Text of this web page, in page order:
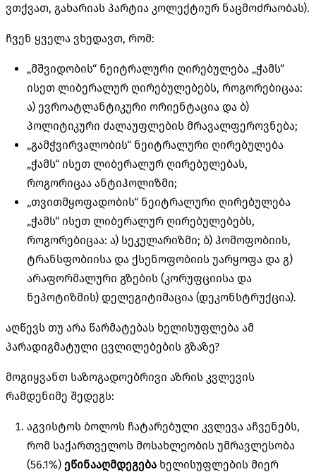
ვთქვათ, გახარიას პარტია კოლექტიურ ნაცმოძრაობას).
ჩვენ ყველა ვხედავთ, რომ:
„მშვიდობის“ ნეიტრალური ღირებულება „ჭამს“
ისეთ ლიბერალურ ღირებულებებს, როგორებიცაა:
ა) ევროატლანტიკური ორიენტაცია და ბ)
პოლიტიკური ძალაუფლების მრავალფეროვნება;
„გამჭვირვალობის“ ნეიტრალური ღირებულება
„ჭამს“ ისეთ ლიბერალურ ღირებულებას,
როგორიცაა ანტიჰოლიზმი;
„თვითმყოფადობის“ ნეიტრალური ღირებულება
„ჭამს“ ისეთ ლიბერალურ ღირებულებებს,
როგორებიცაა: ა) სეკულარიზმი; ბ) ჰომოფობიის,
ტრანსფობიისა და ქსენოფობიის უარყოფა და გ)
არაფორმალური გზების (კორუფციისა და
ნეპოტიზმის) დელეგიტიმაცია (დეკონსტრუქცია).
აღწევს თუ არა წარმატებას ხელისუფლება ამ
პარადიგმატული ცვლილებების გზაზე?
მოგიყვანთ საზოგადოებრივი აზრის კვლევის
რამდენიმე შედეგს:
აგვისტოს ბოლოს ჩატარებული კვლევა აჩვენებს,
რომ საქართველოს მოსახლეობის უმრავლესობა
(56.1%) ეწინააღმდეგება ხელისუფლების მიერ